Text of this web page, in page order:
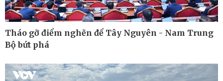
Hậu trường
Tháo gỡ điểm nghẽn để Tây Nguyên - Nam Trung
Bộ bứt phá